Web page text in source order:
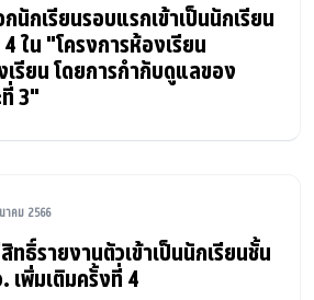
นักเรียนรอบแรกเข้าเป็นนักเรียน
ใน "โครงการห้องเรียน
เรียน โดยการกำกับดูแลของ
3"
าคม 2566
ทธิ์รายงานตัวเข้าเป็นนักเรียนชั้น
เพิ่มเติมครั้งที่ 4